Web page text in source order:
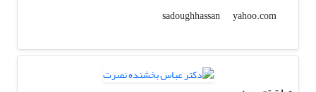
sadoughhassan
yahoo.com